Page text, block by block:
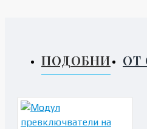
ПОДОБНИ ОТ